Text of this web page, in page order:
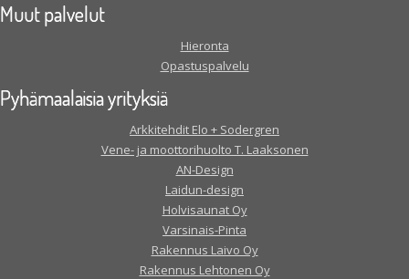
Muut palvelut
Hieronta
Opastuspalvelu
Pyhämaalaisia yrityksiä
Arkkitehdit Elo + Sodergren
Vene- ja moottorihuolto T. Laaksonen
AN-Design
Laidun-design
Holvisaunat Oy
Varsinais-Pinta
Rakennus Laivo Oy
Rakennus Lehtonen Oy